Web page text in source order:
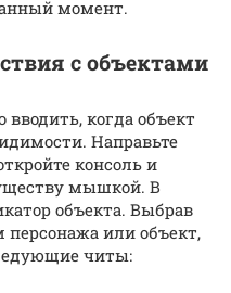
момент.
с объектами
когда объект
Направьте
консоль и
мышкой. В
объекта. Выбрав
или объект,
читы: